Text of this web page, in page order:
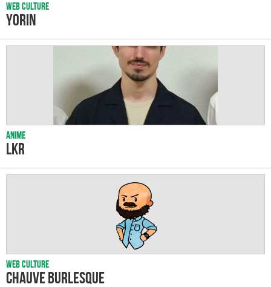
Web culture
Yorin
Anime
LKR
Web culture
Chauve Burlesque